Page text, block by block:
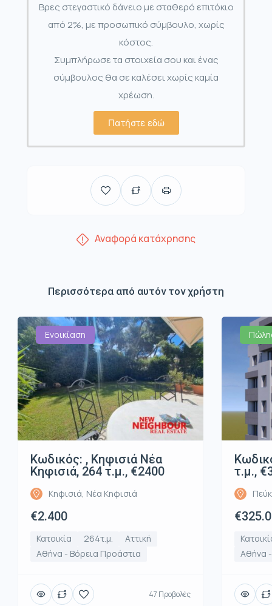
Βρες στεγαστικό δάνειο με σταθερό επιτόκιο
από 2%, με προσωπικό σύμβουλο, χωρίς
κόστος.
Συμπλήρωσε τα στοιχεία σου και ένας
σύμβουλος θα σε καλέσει χωρίς καμία
χρέωση.
Πατήστε εδώ
Αναφορά κατάχρησης
Περισσότερα από αυτόν τον χρήστη
Ενοικίαση
Κωδικός: , Κηφισιά Νέα
Κηφισιά, 264 τ.μ., €2400
Κηφισιά, Νέα Κηφισιά
€2.400
Κατοικία 264τ.μ.
Αττική
Αθήνα - Βόρεια Προάστια
47 Προβολές
τ.μ.,
Αθήνα